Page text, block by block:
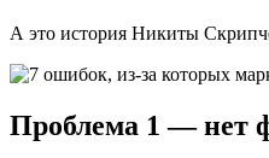
А это история Никиты
Проблема 1 — нет